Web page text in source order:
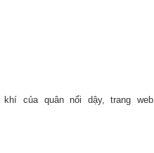
của quân nổi dậy, trang web